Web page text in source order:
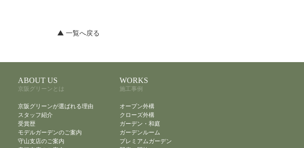
▲ 一覧へ戻る
ABOUT US
京阪グリーンとは
京阪グリーンが選ばれる理由
スタッフ紹介
受賞歴
モデルガーデンのご案内
守山支店のご案内
WORKS
施工事例
オープン外構
クローズ外構
ガーデン・和庭
ガーデンルーム
プレミアムガーデン